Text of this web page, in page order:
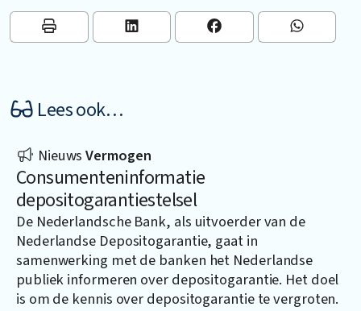
Lees ook…
NieuwsVermogen
Consumenteninformatie
depositogarantiestelsel
De Nederlandsche Bank, als uitvoerder van de
Nederlandse Depositogarantie, gaat in
samenwerking met de banken het Nederlandse
publiek informeren over depositogarantie. Het doel
is om de kennis over depositogarantie te vergroten.